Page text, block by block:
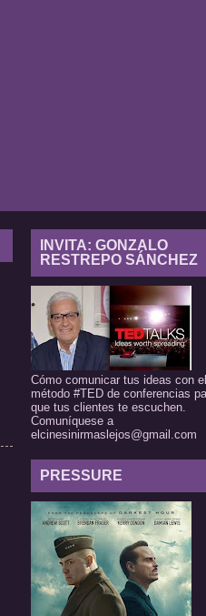
INVITA: GONZALO
RESTREPO SÁNCHEZ
Cómo comunicar tus ideas con el
método #TED de conferencias
que tus clientes te escuchen.
Comuníquese a
elcinesinirmaslejos@gmail.com
PRESSURE